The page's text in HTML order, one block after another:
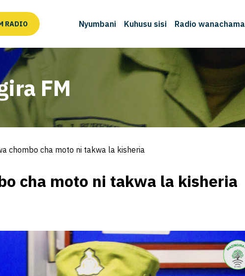
RADIO Nyumbani Kuhusu sisi Radio wanachama
FM
chombo cha moto ni takwa la kisheria
cha moto ni takwa la kisheria